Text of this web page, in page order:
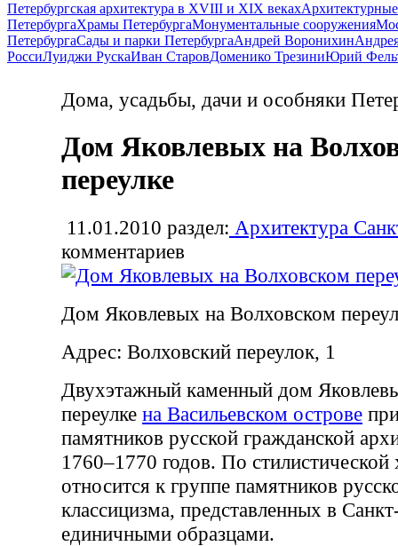
Петербургская архитектура в XVIII и XIX веках
ПетербургаХрамы ПетербургаМонументальные сооружения
ПетербургаСады и парки ПетербургаАндрей Воронихин
РоссиЛуиджи РускаИван СтаровДоменико ТрезиниЮрий
Дома, усадьбы, дачи и особняки
Дом Яковлевых на
переулке
11.01.2010 раздел: Архитектура
комментариев
Дом Яковлевых на Волховском
Адрес: Волховский переулок, 1
Двухэтажный каменный дом
переулке на Васильевском острове
памятников русской гражданской
1760–1770 годов. По стилистической
относится к группе памятников
классицизма, представленных в
единичными образцами.